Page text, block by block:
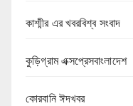
কাশ্মীর এর খবরবিশ্ব সংবাদ
কুড়িগ্রাম এক্সপ্রেসবাংলাদেশ
কোরবানি ঈদখবর